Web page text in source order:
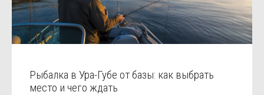
Рыбалка в Ура-Губе от базы: как выбрать
место и чего ждать